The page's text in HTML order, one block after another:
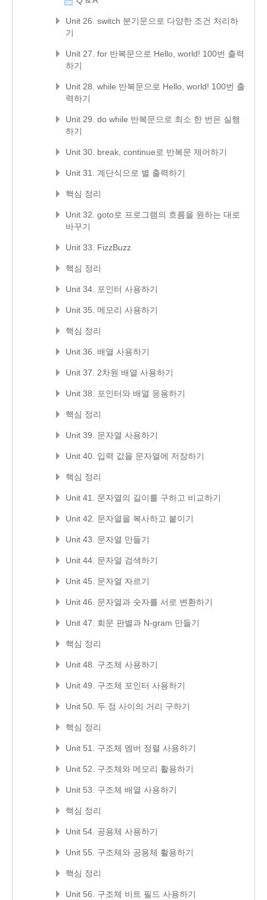
Unit 26. switch 분기문으로 다양한 조건 처리하
기
Unit 27. for 반복문으로 Hello, world! 100번 출력
하기
Unit 28. while 반복문으로 Hello, world! 100번 출
력하기
Unit 29. do while 반복문으로 최소 한 번은 실행
하기
Unit 30. break, continue로 반복문 제어하기
Unit 31. 계단식으로 별 출력하기
핵심 정리
Unit 32. goto로 프로그램의 흐름을 원하는 대로
바꾸기
Unit 33. FizzBuzz
핵심 정리
Unit 34. 포인터 사용하기
Unit 35. 메모리 사용하기
핵심 정리
Unit 36. 배열 사용하기
Unit 37. 2차원 배열 사용하기
Unit 38. 포인터와 배열 응용하기
핵심 정리
Unit 39. 문자열 사용하기
Unit 40. 입력 값을 문자열에 저장하기
핵심 정리
Unit 41. 문자열의 길이를 구하고 비교하기
Unit 42. 문자열을 복사하고 붙이기
Unit 43. 문자열 만들기
Unit 44. 문자열 검색하기
Unit 45. 문자열 자르기
Unit 46. 문자열과 숫자를 서로 변환하기
Unit 47. 회문 판별과 N-gram 만들기
핵심 정리
Unit 48. 구조체 사용하기
Unit 49. 구조체 포인터 사용하기
Unit 50. 두 점 사이의 거리 구하기
핵심 정리
Unit 51. 구조체 멤버 정렬 사용하기
Unit 52. 구조체와 메모리 활용하기
Unit 53. 구조체 배열 사용하기
핵심 정리
Unit 54. 공용체 사용하기
Unit 55. 구조체와 공용체 활용하기
핵심 정리
Unit 56. 구조체 비트 필드 사용하기